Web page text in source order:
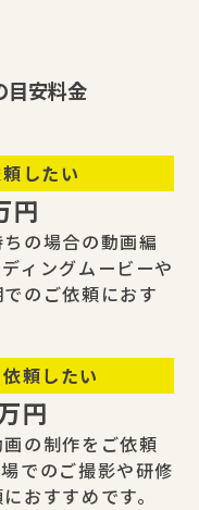
目安料金
したい
円
の場合の動画編
ィングムービーや
のご依頼におす
頼したい
円
の制作をご依頼
でのご撮影や研修
おすすめです。